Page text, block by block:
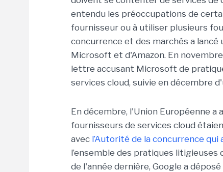
entendu les préoccupations de
fournisseur ou à utiliser plusieurs
concurrence et des marchés a
Microsoft et d'Amazon. En
lettre accusant Microsoft de
services cloud, suivie en décembre
En décembre, l'Union Européenne
fournisseurs de services cloud
avec l’Autorité de la concurrence
l’ensemble des pratiques litigieuses
de l'année dernière, Google a